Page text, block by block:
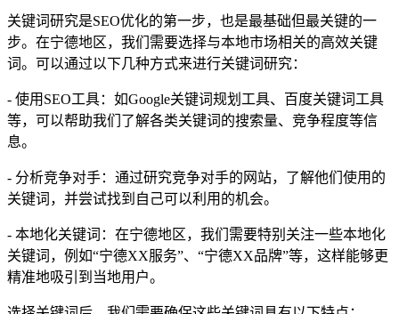
关键词研究是SEO优化的第一步，也是最基础但最关键的一
步。在宁德地区，我们需要选择与本地市场相关的高效关键
词。可以通过以下几种方式来进行关键词研究：
- 使用SEO工具：如Google关键词规划工具、百度关键词工具
等，可以帮助我们了解各类关键词的搜索量、竞争程度等信
息。
- 分析竞争对手：通过研究竞争对手的网站，了解他们使用的
关键词，并尝试找到自己可以利用的机会。
- 本地化关键词：在宁德地区，我们需要特别关注一些本地化
关键词，例如“宁德XX服务”、“宁德XX品牌”等，这样能够更
精准地吸引到当地用户。